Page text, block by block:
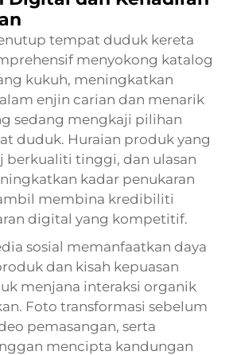
tempat duduk kereta
menyokong katalog
kukuh, meningkatkan
enjin carian dan menarik
sedang mengkaji pilihan
duduk. Huraian produk yang
berkualiti tinggi, dan ulasan
kadar penukaran
membina kredibiliti
digital yang kompetitif.
sosial memanfaatkan daya
dan kisah kepuasan
menjana interaksi organik
Foto transformasi sebelum
pemasangan, serta
mencipta kandungan